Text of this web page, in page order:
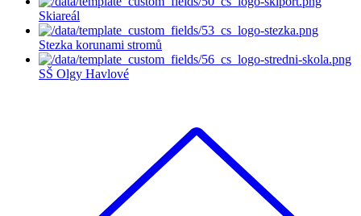
Skiareál
Stezka korunami stromů
SŠ Olgy Havlové